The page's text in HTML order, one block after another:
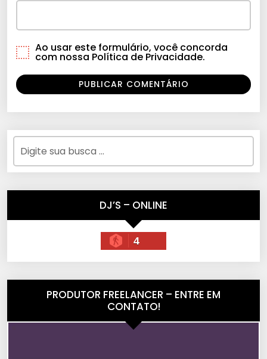
Ao usar este formulário, você concorda
com nossa Política de Privacidade.
DJ’S – ONLINE
4
PRODUTOR FREELANCER – ENTRE EM
CONTATO!